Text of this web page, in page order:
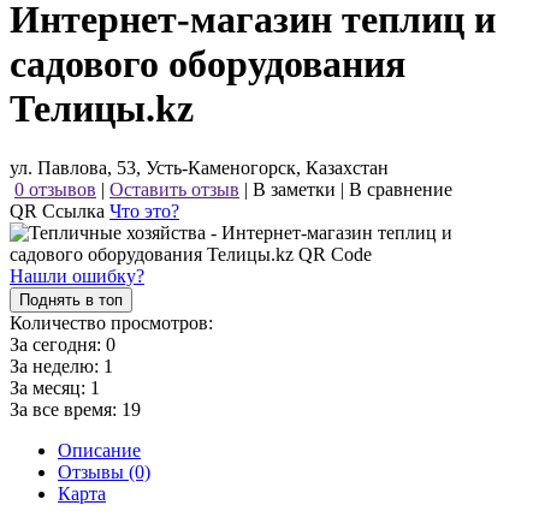
Интернет-магазин теплиц и
садового оборудования
Телицы.kz
ул. Павлова, 53, Усть-Каменогорск, Казахстан
0 отзывов | Оставить отзыв | В заметки | В сравнение
QR Ссылка Что это?
Нашли ошибку?
Поднять в топ
Количество просмотров:
За сегодня: 0
За неделю: 1
За месяц: 1
За все время: 19
Описание
Отзывы (0)
Карта